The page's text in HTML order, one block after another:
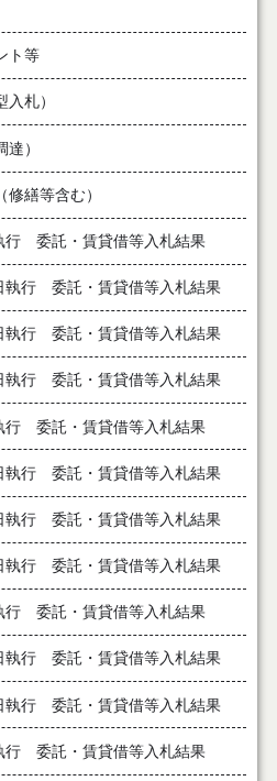
ト等
札）
）
繕等含む）
行 委託・賃貸借等入札結果
執行 委託・賃貸借等入札結果
執行 委託・賃貸借等入札結果
執行 委託・賃貸借等入札結果
行 委託・賃貸借等入札結果
執行 委託・賃貸借等入札結果
執行 委託・賃貸借等入札結果
執行 委託・賃貸借等入札結果
行 委託・賃貸借等入札結果
執行 委託・賃貸借等入札結果
執行 委託・賃貸借等入札結果
行 委託・賃貸借等入札結果